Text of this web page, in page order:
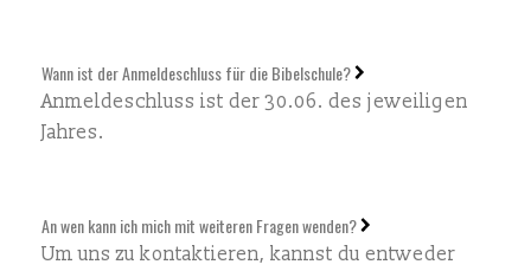
Wann ist der Anmeldeschluss für die Bibelschule?
Anmeldeschluss ist der 30.06. des jeweiligen
Jahres.
An wen kann ich mich mit weiteren Fragen wenden?
Um uns zu kontaktieren, kannst du entweder